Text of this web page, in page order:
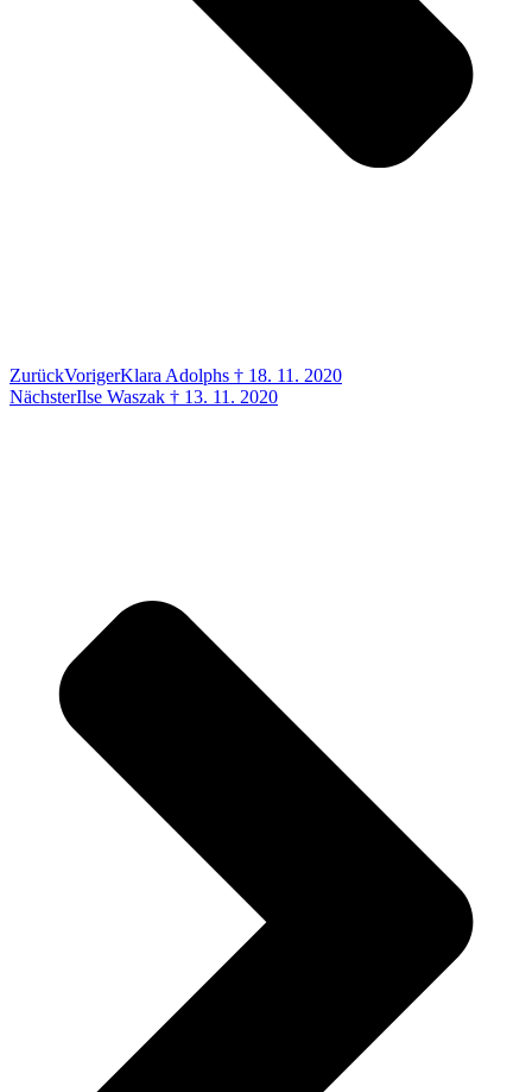
ZurückVorigerKlara Adolphs † 18. 11. 2020
NächsterIlse Waszak † 13. 11. 2020